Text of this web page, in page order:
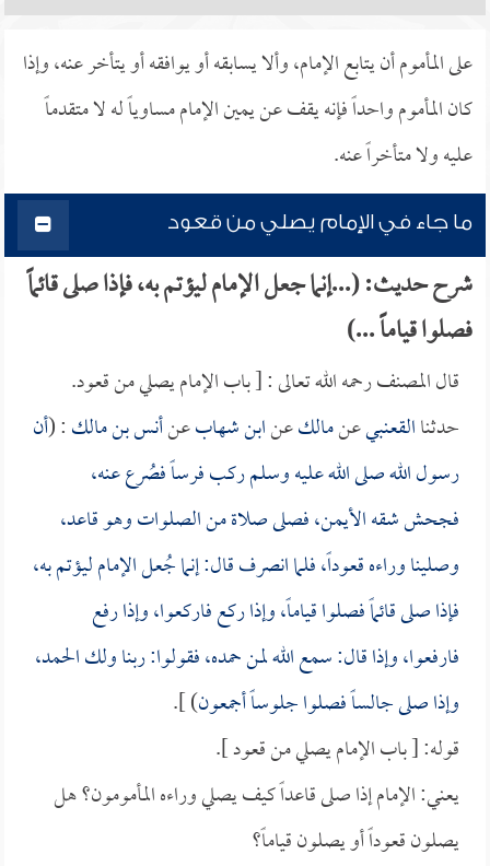
على المأموم أن يتابع الإمام، وألا يسابقه أو يوافقه أو يتأخر عنه، وإذا
كان المأموم واحداً فإنه يقف عن يمين الإمام مساوياً له لا متقدماً
عليه ولا متأخراً عنه.
ما جاء في الإمام يصلي من قعود
شرح حديث: (...إنما جعل الإمام ليؤتم به، فإذا صلى قائماً
فصلوا قياماً ...)
قال المصنف رحمه الله تعالى : [ باب الإمام يصلي من قعود.
حدثناالقعنبيعنمالكعنابن شهابعنأنس بن مالك: (أن
رسول الله صلى الله عليه وسلم ركب فرساً فصُرع عنه،
فجحش شقه الأيمن، فصلى صلاة من الصلوات وهو قاعد،
وصلينا وراءه قعوداً، فلما انصرف قال: إنما جُعل الإمام ليؤتم به،
فإذا صلى قائماً فصلوا قياماً، وإذا ركع فاركعوا، وإذا رفع
فارفعوا، وإذا قال: سمع الله لمن حمده، فقولوا: ربنا ولك الحمد،
وإذا صلى جالساً فصلوا جلوساً أجمعون) ].
قوله: [ باب الإمام يصلي من قعود ].
يعني: الإمام إذا صلى قاعداً كيف يصلي وراءه المأمومون؟ هل
يصلون قعوداً أو يصلون قياماً؟